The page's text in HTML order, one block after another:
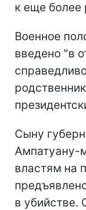
к еще
Военное
введено "в
Сыну
Ампатуану-
властям на
в убийстве.